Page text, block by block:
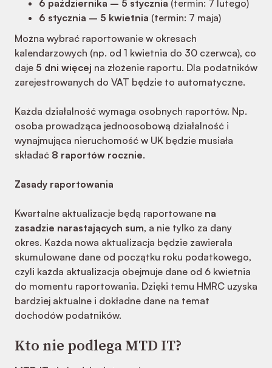
6 października – 5 stycznia (termin: 7 lutego)
6 stycznia – 5 kwietnia (termin: 7 maja)
Można wybrać raportowanie w okresach
kalendarzowych (np. od 1 kwietnia do 30 czerwca), co
daje 5 dni więcej na złożenie raportu. Dla podatników
zarejestrowanych do VAT będzie to automatyczne.
Każda działalność wymaga osobnych raportów. Np.
osoba prowadząca jednoosobową działalność i
wynajmująca nieruchomość w UK będzie musiała
składać 8 raportów rocznie.
Zasady raportowania
Kwartalne aktualizacje będą raportowane na
zasadzie narastających sum, a nie tylko za dany
okres. Każda nowa aktualizacja będzie zawierała
skumulowane dane od początku roku podatkowego,
czyli każda aktualizacja obejmuje dane od 6 kwietnia
do momentu raportowania. Dzięki temu HMRC uzyska
bardziej aktualne i dokładne dane na temat
dochodów podatników.
Kto nie podlega MTD IT?